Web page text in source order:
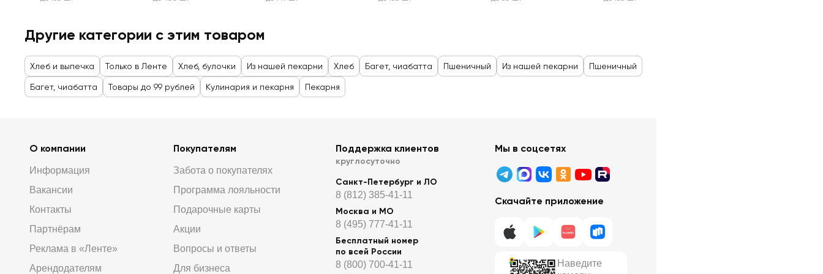
Другие категории с этим товаром
Хлеб и выпечка Только в Ленте Хлеб, булочки Из нашей пекарни Хлеб Багет, чиабатта Пшеничный Из нашей пекарни Пшеничный
Багет, чиабатта Товары до 99 рублей Кулинария и пекарня Пекарня
О компании
Информация
Вакансии
Контакты
Партнёрам
Реклама в «Ленте»
Арендодателям
Покупателям
Забота о покупателях
Программа лояльности
Подарочные карты
Акции
Вопросы и ответы
Для бизнеса
Поддержка клиентов
круглосуточно
Санкт-Петербург и ЛО
8 (812) 385-41-11
Москва и МО
8 (495) 777-41-11
Бесплатный номер
по всей России
8 (800) 700-41-11
Мы в соцсетях
Скачайте приложение
Наведите